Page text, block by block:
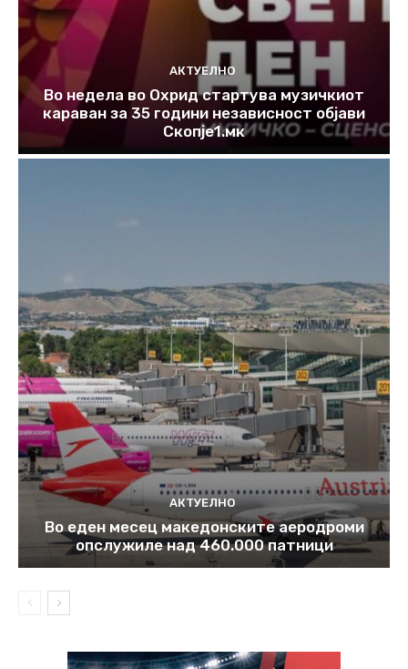
АКТУЕЛНО
Во недела во Охрид стартува музичкиот
караван за 35 години независност објави
Скопје1.мк
АКТУЕЛНО
Во еден месец македонските аеродроми
опслужиле над 460.000 патници